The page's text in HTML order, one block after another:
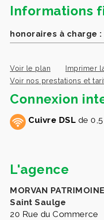
Informations
honoraires à charge :
Voir le plan
Imprimer
Voir nos prestations et
Connexion
Cuivre DSL de
L'agence
MORVAN PATRIMOINE
Saint Saulge
20 Rue du Commerce